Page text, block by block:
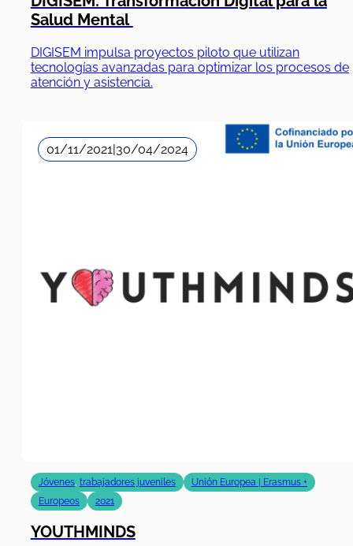
Salud Mental
DIGISEM impulsa proyectos piloto que utilizan
tecnologías avanzadas para optimizar los procesos de
atención y asistencia.
01/11/2021 30/04/2024
Jóvenes, trabajadores juveniles
Unión Europea | Erasmus +
Europeos
2021
YOUTHMINDS